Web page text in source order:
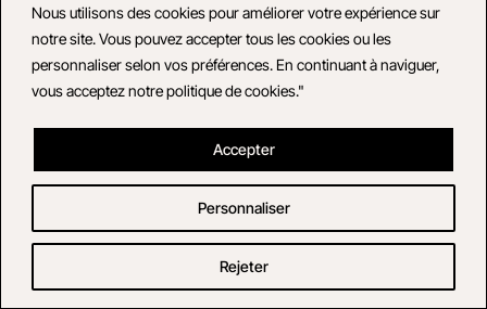
Nous utilisons des cookies pour améliorer votre expérience sur
notre site. Vous pouvez accepter tous les cookies ou les
personnaliser selon vos préférences. En continuant à naviguer,
vous acceptez notre politique de cookies."
Personnaliser
Rejeter
Accepter